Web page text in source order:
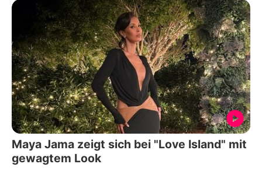
Maya Jama zeigt sich bei "Love Island" mit
gewagtem Look